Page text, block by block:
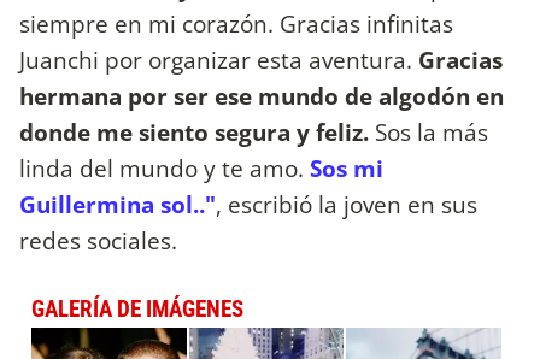
siempre en mi corazón. Gracias infinitas
Juanchi por organizar esta aventura. Gracias
hermana por ser ese mundo de algodón en
donde me siento segura y feliz. Sos la más
linda del mundo y te amo. Sos mi
Guillermina sol..", escribió la joven en sus
redes sociales.
GALERÍA DE IMÁGENES